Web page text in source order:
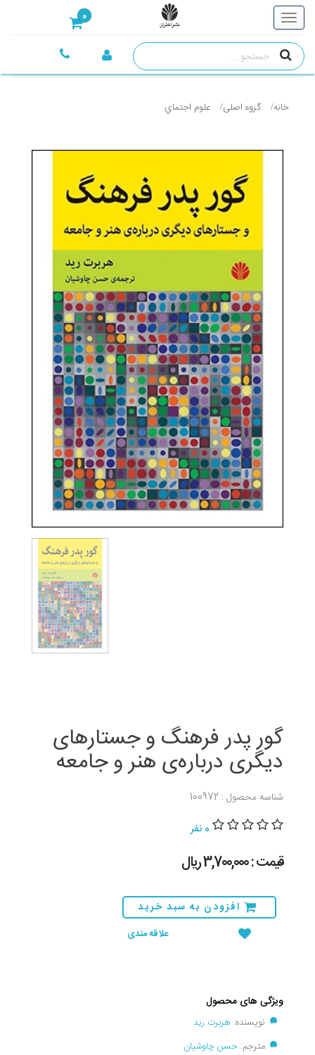
0
خانه گروه اصلی علوم اجتماي
گور پدر فرهنگ و جستارهای
دیگری درباره‌ی هنر و جامعه
شناسه محصول : 100972
0 نفر
قیمت : 3,700,000 ريال
افزودن به سبد خرید
علاقه مندی
ویژگی های محصول
نویسنده: هربرت رید
مترجم: حسن چاوشیان